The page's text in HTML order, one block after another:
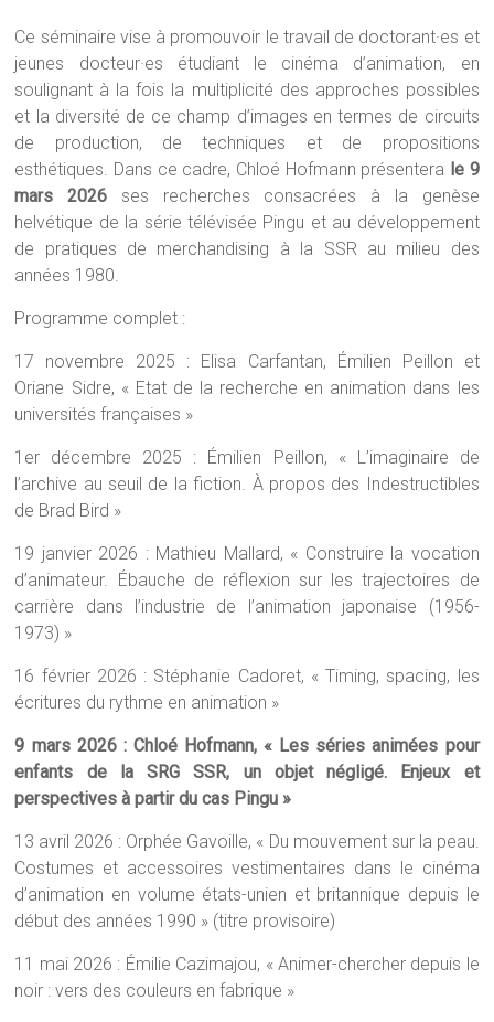
Ce séminaire vise à promouvoir le travail de doctorant·es et
jeunes docteur·es étudiant le cinéma d’animation, en
soulignant à la fois la multiplicité des approches possibles
et la diversité de ce champ d’images en termes de circuits
de production, de techniques et de propositions
esthétiques. Dans ce cadre, Chloé Hofmann présentera le 9
mars 2026 ses recherches consacrées à la genèse
helvétique de la série télévisée Pingu et au développement
de pratiques de merchandising à la SSR au milieu des
années 1980.
Programme complet :
17 novembre 2025 : Elisa Carfantan, Émilien Peillon et
Oriane Sidre, « Etat de la recherche en animation dans les
universités françaises »
1er décembre 2025 : Émilien Peillon, « L’imaginaire de
l’archive au seuil de la fiction. À propos des Indestructibles
de Brad Bird »
19 janvier 2026 : Mathieu Mallard, « Construire la vocation
d’animateur. Ébauche de réflexion sur les trajectoires de
carrière dans l’industrie de l’animation japonaise (1956-
1973) »
16 février 2026 : Stéphanie Cadoret, « Timing, spacing, les
écritures du rythme en animation »
9 mars 2026 : Chloé Hofmann, « Les séries animées pour
enfants de la SRG SSR, un objet négligé. Enjeux et
perspectives à partir du cas Pingu »
13 avril 2026 : Orphée Gavoille, « Du mouvement sur la peau.
Costumes et accessoires vestimentaires dans le cinéma
d’animation en volume états-unien et britannique depuis le
début des années 1990 » (titre provisoire)
11 mai 2026 : Émilie Cazimajou, « Animer-chercher depuis le
noir : vers des couleurs en fabrique »